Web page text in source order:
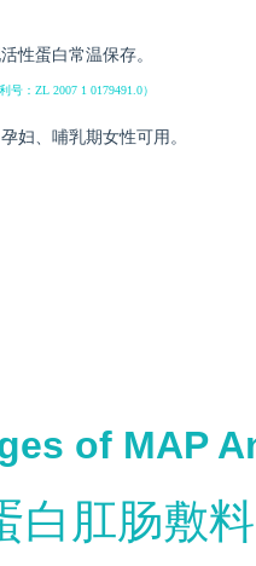
性蛋白常温保存。
妇、哺乳期女性可用。
of MAP
白肛肠敷
：ZL 2007 1 0179491.0）